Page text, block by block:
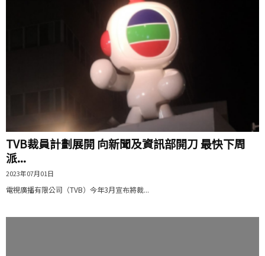
TVB裁員計劃展開 向新聞及資訊部開刀 最快下周
派...
2023年07月01日
電視廣播有限公司（TVB）今年3月宣布將裁...